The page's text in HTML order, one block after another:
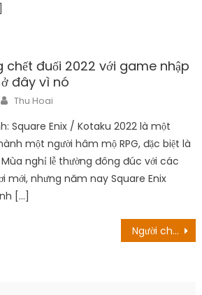
chết đuối 2022 với game nhập
đây vì nó
Author
Thu Hoai
Square Enix / Kotaku 2022 là một
một người hâm mộ RPG, đặc biệt là
nghỉ lễ thường đông đúc với các
mới, nhưng năm nay Square Enix
[…]
Người chơi trực tuyến Red Dead tiếc thương cái chết của nó qua đám tang ảo